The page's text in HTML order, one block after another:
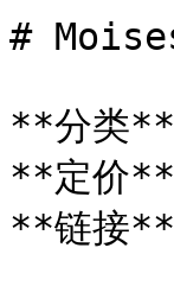
#
**分类
**定价
**链接